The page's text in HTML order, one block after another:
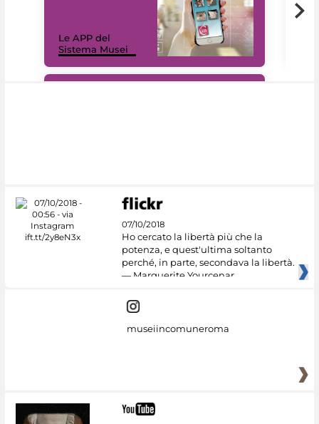
Le APP del
Sistema Musei
07/10/2018
Ho cercato la libertà più che la
potenza, e quest'ultima soltanto
perché, in parte, secondava la libertà.
— Marguerite Yourcenar
museiincomuneroma